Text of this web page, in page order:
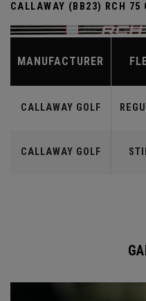
CALLAWAY (BB23) RCH 75
MANUFACTURER
CALLAWAY GOLF
CALLAWAY GOLF